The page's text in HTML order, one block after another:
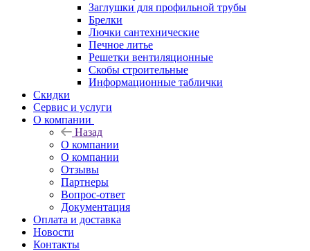
Заглушки для профильной трубы
Брелки
Лючки сантехнические
Печное литье
Решетки вентиляционные
Скобы строительные
Информационные таблички
Скидки
Сервис и услуги
О компании
Назад
О компании
О компании
Отзывы
Партнеры
Вопрос-ответ
Документация
Оплата и доставка
Новости
Контакты